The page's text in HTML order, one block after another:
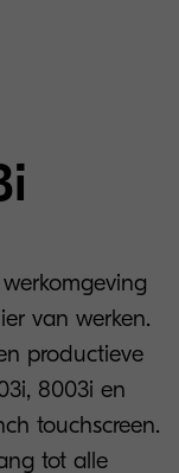
van werken.
productieve
8003i en
touchscreen.
tot alle